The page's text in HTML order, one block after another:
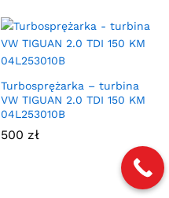
Turbosprężarka – turbina
VW TIGUAN 2.0 TDI 150 KM
04L253010B
500 zł